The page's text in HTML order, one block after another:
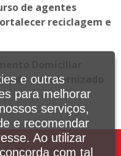
de agentes
reciclagem e
e modernizado
e outras
para melhorar
serviços,
e recomendar
Ao utilizar
com tal